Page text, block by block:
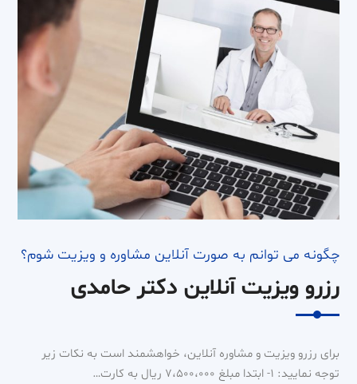
چگونه می توانم به صورت آنلاین مشاوره و ویزیت شوم؟
رزرو ویزیت آنلاین دکتر حامدی
برای رزرو ویزیت و مشاوره آنلاین، خواهشمند است به نکات زیر
توجه نمایید: ۱- ابتدا مبلغ ۷،۵۰۰،۰۰۰ ریال به کارت…